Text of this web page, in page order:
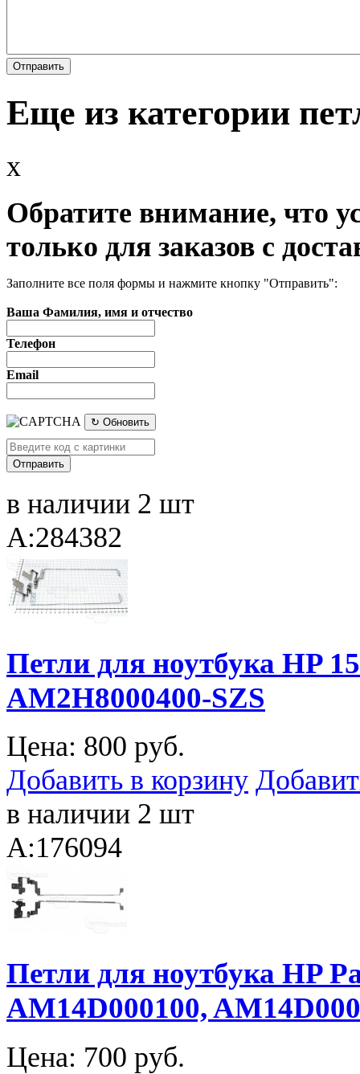
Еще из категории
x
Обратите внимание, что
только для заказов с
Заполните все поля формы и нажмите кнопку "Отправить":
Ваша Фамилия, имя и отчество
Телефон
Email
↻ Обновить
в наличии 2 шт
A:284382
Петли для ноутбука HP
AM2H8000400-SZS
Цена: 800 руб.
Добавить в корзину
в наличии 2 шт
A:176094
Петли для ноутбука HP
AM14D000100,
Цена: 700 руб.